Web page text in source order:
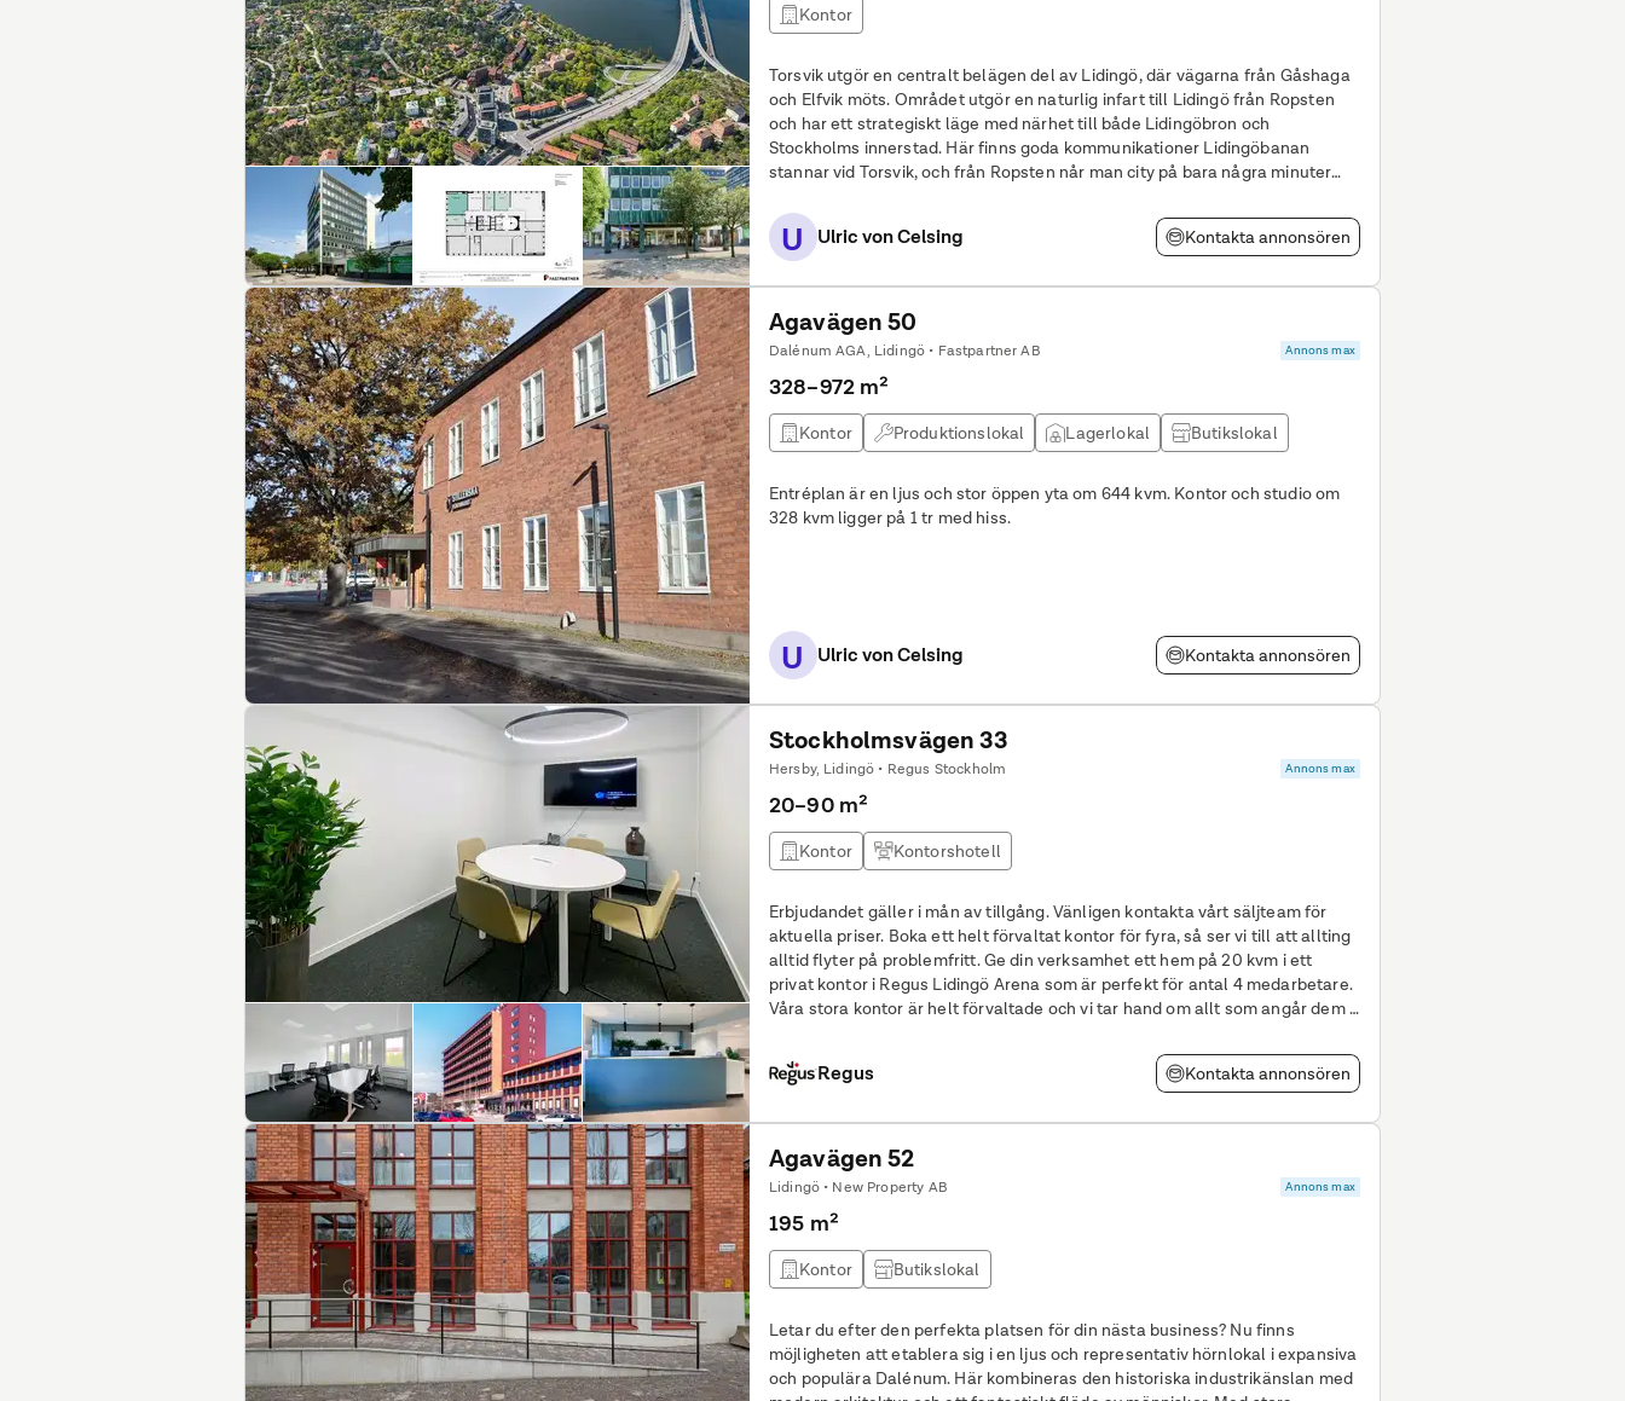
Kontor
Torsvik utgör en centralt belägen del av Lidingö, där vägarna från Gåshaga
och Elfvik möts. Området utgör en naturlig infart till Lidingö från Ropsten
och har ett strategiskt läge med närhet till både Lidingöbron och
Stockholms innerstad. Här finns goda kommunikationer Lidingöbanan
stannar vid Torsvik, och från Ropsten når man city på bara några minuter
U Ulric von Celsing Kontakta annonsören
Agavägen 50
Dalénum AGA, Lidingö • Fastpartner AB Annons max
328–972 m²
Kontor Produktionslokal Lagerlokal Butikslokal
Entréplan är en ljus och stor öppen yta om 644 kvm. Kontor och studio om
328 kvm ligger på 1 tr med hiss.
U Ulric von Celsing Kontakta annonsören
Stockholmsvägen 33
Hersby, Lidingö • Regus Stockholm Annons max
20–90 m²
Kontor Kontorshotell
Erbjudandet gäller i mån av tillgång. Vänligen kontakta vårt säljteam för
aktuella priser. Boka ett helt förvaltat kontor för fyra, så ser vi till att allting
alltid flyter på problemfritt. Ge din verksamhet ett hem på 20 kvm i ett
privat kontor i Regus Lidingö Arena som är perfekt för antal 4 medarbetare.
Våra stora kontor är helt förvaltade och vi tar hand om allt som angår dem –
Regus Kontakta annonsören
Agavägen 52
Lidingö • New Property AB Annons max
195 m²
Kontor Butikslokal
Letar du efter den perfekta platsen för din nästa business? Nu finns
möjligheten att etablera sig i en ljus och representativ hörnlokal i expansiva
och populära Dalénum. Här kombineras den historiska industrikänslan med